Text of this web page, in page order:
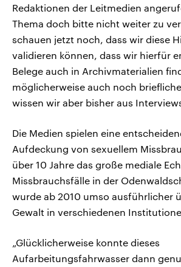
Redaktionen der Leitmedien
Thema doch bitte nicht weiter zu
schauen jetzt noch, dass wir diese
validieren können, dass wir hierfür
Belege auch in Archivmaterialien
möglicherweise auch noch
wissen wir aber bisher aus
Die Medien spielen eine
Aufdeckung von sexuellem
über 10 Jahre das große mediale
Missbrauchsfälle in der
wurde ab 2010 umso ausführlicher
Gewalt in verschiedenen
„Glücklicherweise konnte dieses
Aufarbeitungsfahrwasser dann